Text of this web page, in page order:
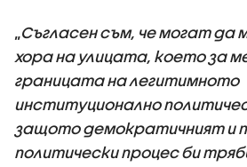
„Съгласен съм, че могат да
хора на улицата, което за
границата на легитимното
институционално
защото демократичният и
политически процес би